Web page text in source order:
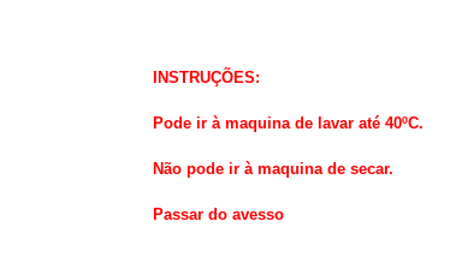
INSTRUÇÕES:
Pode ir à maquina de lavar até 40ºC.
Não pode ir à maquina de secar.
Passar do avesso